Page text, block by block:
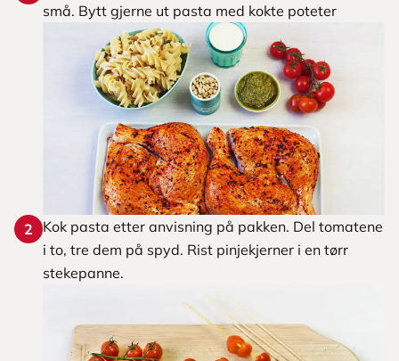
små. Bytt gjerne ut pasta med kokte poteter
2
Kok pasta etter anvisning på pakken. Del tomatene
i to, tre dem på spyd. Rist pinjekjerner i en tørr
stekepanne.